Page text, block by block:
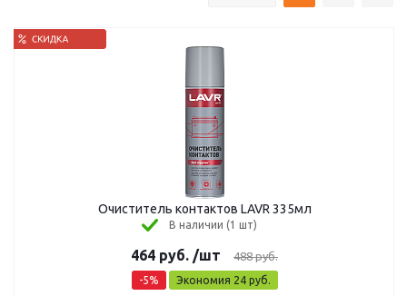
Очиститель контактов LAVR 335мл
В наличии (1 шт)
464 руб. /шт 488руб.
-5% Экономия 24руб.